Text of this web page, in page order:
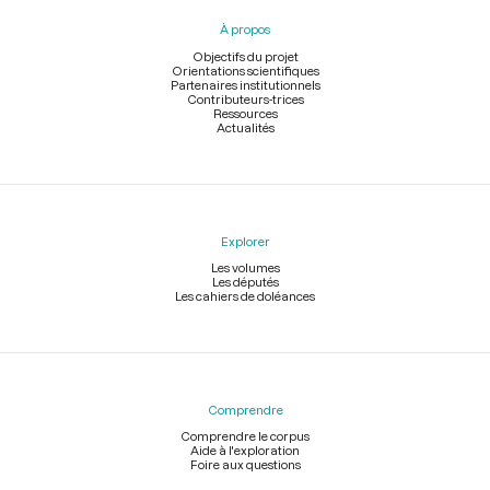
À propos
Objectifs du projet
Orientations scientifiques
Partenaires institutionnels
Contributeurs-trices
Ressources
Actualités
Explorer
Les volumes
Les députés
Les cahiers de doléances
Comprendre
Comprendre le corpus
Aide à l'exploration
Foire aux questions